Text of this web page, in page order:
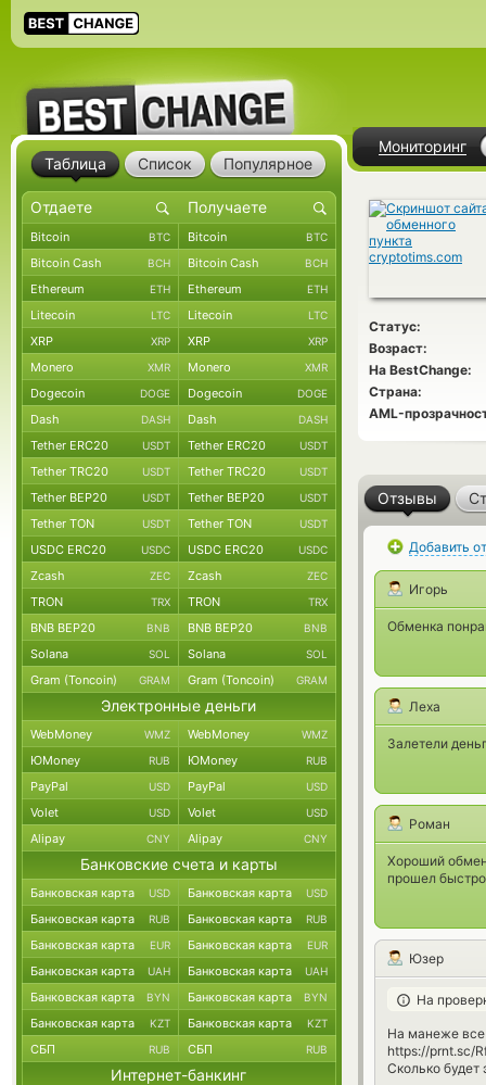
Мониторинг
Статус:
Возраст:
На BestChange:
Страна:
AML-
Отзывы
Добавить
Игорь
Обменка
Леха
Залетели
Роман
Хороший
прошел
Юзер
На
На манеже все
https://prnt.sc/
Сколько будет
Таблица Список Популярное
Bitcoin BTC Bitcoin BTC
Bitcoin Cash BCH Bitcoin Cash BCH
Ethereum ETH Ethereum ETH
Litecoin LTC Litecoin LTC
XRP XRP XRP XRP
Monero XMR Monero XMR
Dogecoin DOGE Dogecoin DOGE
Dash DASH Dash DASH
Tether ERC20 USDT Tether ERC20 USDT
Tether TRC20 USDT Tether TRC20 USDT
Tether BEP20 USDT Tether BEP20 USDT
Tether TON USDT Tether TON USDT
USDC ERC20 USDC USDC ERC20 USDC
Zcash ZEC Zcash ZEC
TRON TRX TRON TRX
BNB BEP20 BNB BNB BEP20 BNB
Solana SOL Solana SOL
Gram (Toncoin) GRAM Gram (Toncoin) GRAM
Электронные деньги
WebMoney WMZ WebMoney WMZ
ЮMoney RUB ЮMoney RUB
PayPal USD PayPal USD
Volet USD Volet USD
Alipay CNY Alipay CNY
Банковские счета и карты
Банковская карта USD Банковская карта USD
Банковская карта RUB Банковская карта RUB
Банковская карта EUR Банковская карта EUR
Банковская карта UAH Банковская карта UAH
Банковская карта BYN Банковская карта BYN
Банковская карта KZT Банковская карта KZT
СБП RUB СБП RUB
Интернет-банкинг